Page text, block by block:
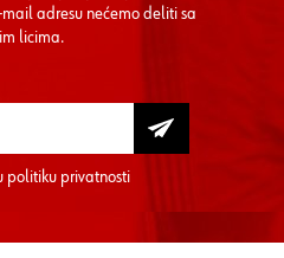
adresu nećemo deliti sa
licima.
politiku privatnosti